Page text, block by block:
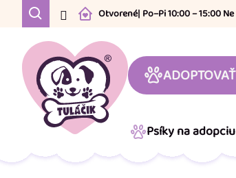
Otvorené| Po–Pi 10:00 – 15:00
ADOPTOVAŤ
Psíky na adopciu